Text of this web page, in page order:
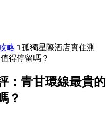
略  孤獨星際酒店實住測
得停留嗎？
：青甘環線最貴的
？